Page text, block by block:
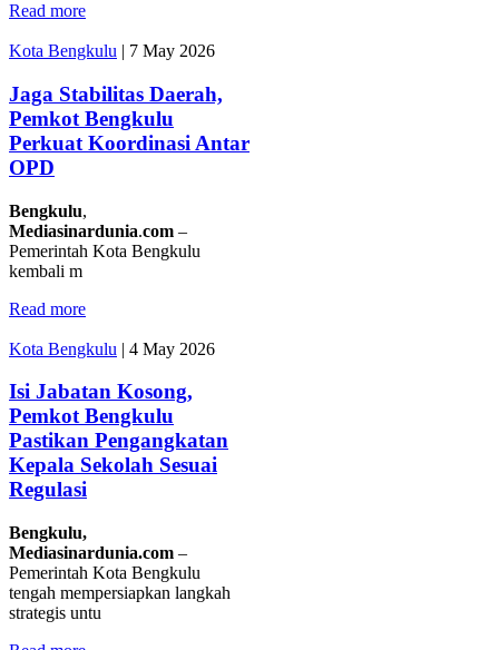
Read more
Kota Bengkulu | 7 May 2026
Jaga Stabilitas Daerah,
Pemkot Bengkulu
Perkuat Koordinasi Antar
OPD
Bengkulu,
Mediasinardunia.com –
Pemerintah Kota Bengkulu
kembali m
Read more
Kota Bengkulu | 4 May 2026
Isi Jabatan Kosong,
Pemkot Bengkulu
Pastikan Pengangkatan
Kepala Sekolah Sesuai
Regulasi
Bengkulu,
Mediasinardunia.com –
Pemerintah Kota Bengkulu
tengah mempersiapkan langkah
strategis untu